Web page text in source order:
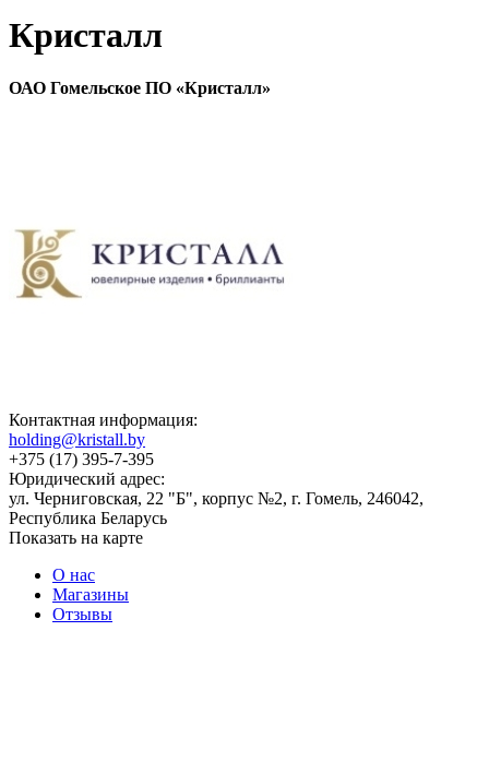
Кристалл
ОАО Гомельское ПО «Кристалл»
Контактная информация:
holding@kristall.by
+375 (17) 395-7-395
Юридический адрес:
ул. Черниговская, 22 "Б", корпус №2, г. Гомель, 246042,
Республика Беларусь
Показать на карте
О нас
Магазины
Отзывы